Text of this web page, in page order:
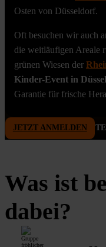
Osten von Düsseldorf.
Oft besuchen wir auch
die weitläufigen Areale
grünen Wiesen der
Kinder-Event in
Garantie für frische
JETZT ANMELDEN
Was ist
dabei?